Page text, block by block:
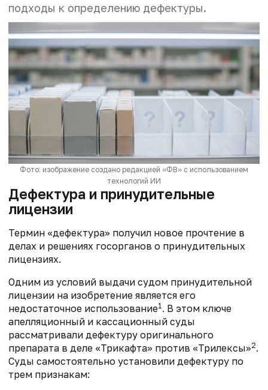
подходы к определению дефектуры.
Фото: изображение создано редакцией «ФВ» с использованием
технологий ИИ
Дефектура и принудительные
лицензии
Термин «дефектура» получил новое прочтение в
делах и решениях госорганов о принудительных
лицензиях.
Одним из условий выдачи судом принудительной
лицензии на изобретение является его
недостаточное использование1 . В этом ключе
апелляционный и кассационный суды
рассматривали дефектуру оригинального
препарата в деле «Трикафта» против «Трилексы»2.
Суды самостоятельно установили дефектуру по
трем признакам: